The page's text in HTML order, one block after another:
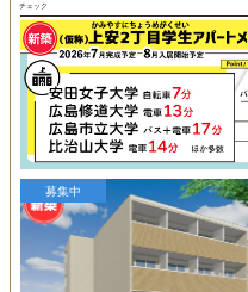
チェック
募集中